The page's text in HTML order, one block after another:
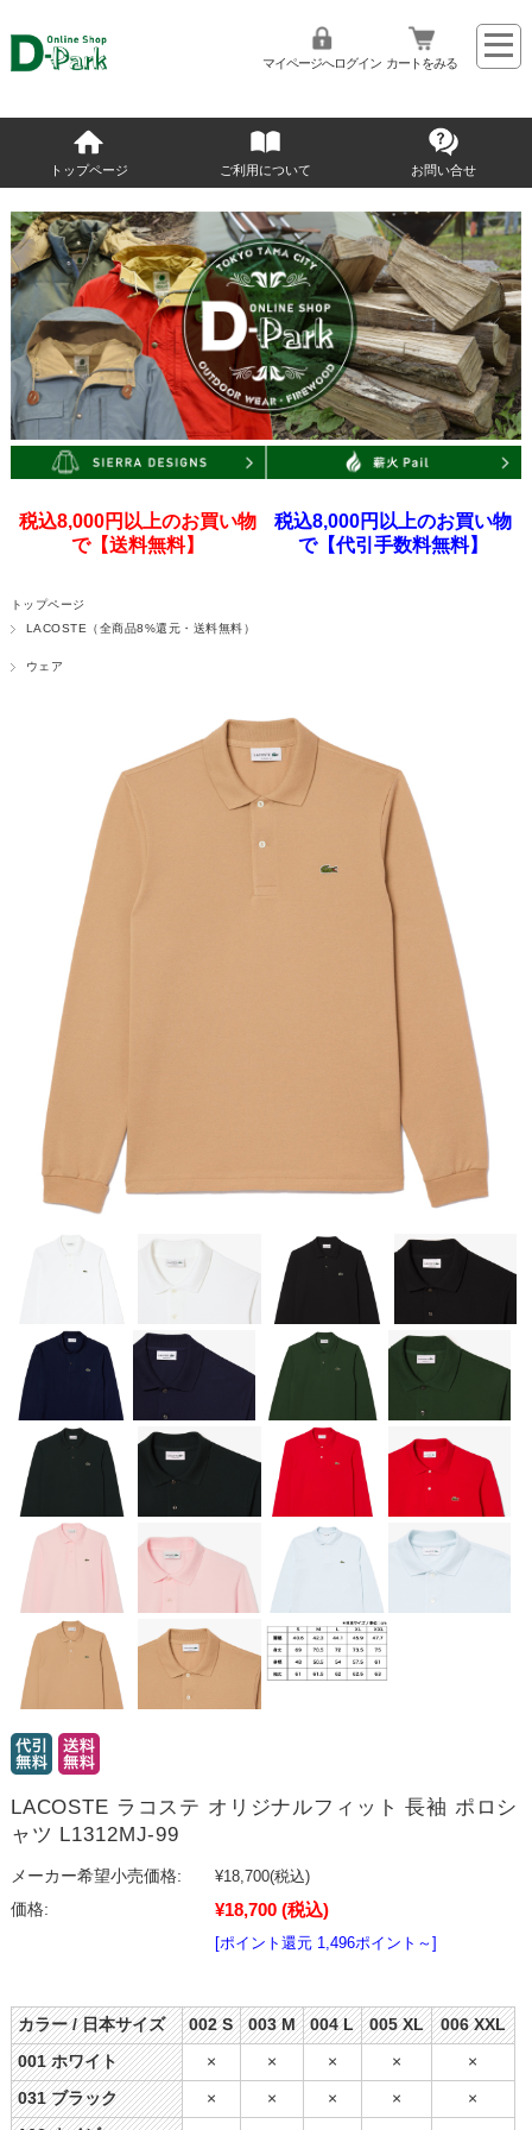
マイページへログイン カートをみる
トップページ ご利用について お問い合せ
税込8,000円以上のお買い物
で【送料無料】
税込8,000円以上のお買い物
で【代引手数料無料】
トップページ
LACOSTE（全商品8%還元・送料無料）
ウェア
LACOSTE ラコステ オリジナルフィット 長袖 ポロシ
ャツ L1312MJ-99
メーカー希望小売価格: ¥18,700(税込)
価格:
¥18,700 (税込)
[ポイント還元 1,496ポイント～]
カラー / 日本サイズ 002 S 003 M 004 L 005 XL 006 XXL
001 ホワイト × × × × ×
031 ブラック × × × × ×